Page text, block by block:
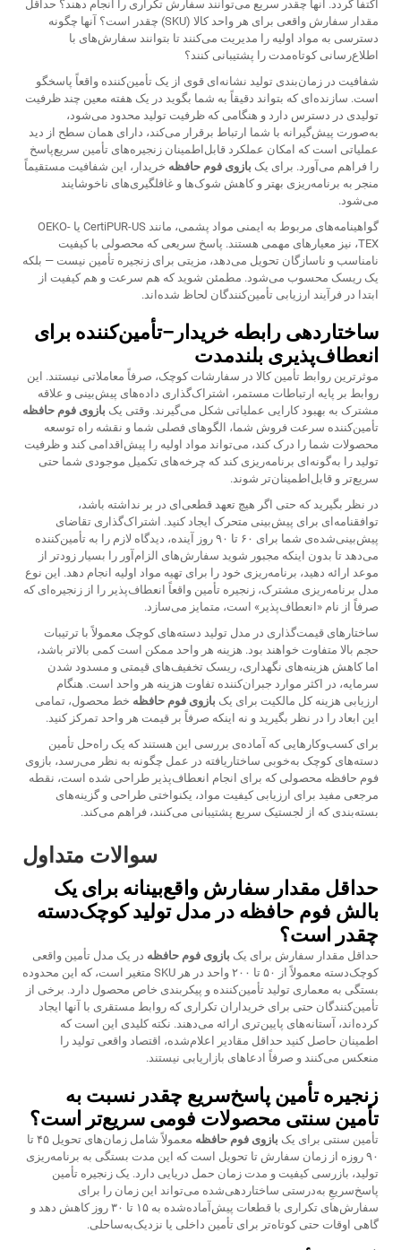
اکتفا گردد. آنها چقدر سریع می‌توانند سفارش تکراری را انجام دهند؟ حداقل
مقدار سفارش واقعی برای هر واحد کالا (SKU) چقدر است؟ آنها چگونه
دسترسی به مواد اولیه را مدیریت می‌کنند تا بتوانند سفارش‌های با
اطلاع‌رسانی کوتاه‌مدت را پشتیبانی کنند؟
شفافیت در زمان‌بندی تولید نشانه‌ای قوی از یک تأمین‌کننده واقعاً پاسخگو
است. سازنده‌ای که بتواند دقیقاً به شما بگوید در یک هفته معین چند ظرفیت
تولیدی در دسترس دارد و هنگامی که ظرفیت تولید محدود می‌شود،
به‌صورت پیش‌گیرانه با شما ارتباط برقرار می‌کند، دارای همان سطح از دید
عملیاتی است که امکان عملکرد قابل‌اطمینان زنجیره‌های تأمین سریع‌پاسخ
را فراهم می‌آورد. برای یک بازوی فوم حافظه خریدار، این شفافیت مستقیماً
منجر به برنامه‌ریزی بهتر و کاهش شوک‌ها و غافلگیری‌های ناخوشایند
می‌شود.
گواهینامه‌های مربوط به ایمنی مواد پشمی، مانند CertiPUR-US یا OEKO-
TEX، نیز معیارهای مهمی هستند. پاسخ سریعی که محصولی با کیفیت
نامناسب و ناسازگان تحویل می‌دهد، مزیتی برای زنجیره تأمین نیست — بلکه
یک ریسک محسوب می‌شود. مطمئن شوید که هم سرعت و هم کیفیت از
ابتدا در فرآیند ارزیابی تأمین‌کنندگان لحاظ شده‌اند.
ساختاردهی رابطه خریدار–تأمین‌کننده برای
انعطاف‌پذیری بلندمدت
موثرترین روابط تأمین کالا در سفارشات کوچک، صرفاً معاملاتی نیستند. این
روابط بر پایه ارتباطات مستمر، اشتراک‌گذاری داده‌های پیش‌بینی و علاقه
مشترک به بهبود کارایی عملیاتی شکل می‌گیرند. وقتی یک بازوی فوم حافظه
تأمین‌کننده سرعت فروش شما، الگوهای فصلی شما و نقشه راه توسعه
محصولات شما را درک کند، می‌تواند مواد اولیه را پیش‌اقدامی کند و ظرفیت
تولید را به‌گونه‌ای برنامه‌ریزی کند که چرخه‌های تکمیل موجودی شما حتی
سریع‌تر و قابل‌اطمینان‌تر شوند.
در نظر بگیرید که حتی اگر هیچ تعهد قطعی‌ای در بر نداشته باشد،
توافقنامه‌ای برای پیش‌بینی متحرک ایجاد کنید. اشتراک‌گذاری تقاضای
پیش‌بینی‌شده‌ی شما برای ۶۰ تا ۹۰ روز آینده، دیدگاه لازم را به تأمین‌کننده
می‌دهد تا بدون اینکه مجبور شوید سفارش‌های الزام‌آور را بسیار زودتر از
موعد ارائه دهید، برنامه‌ریزی خود را برای تهیه مواد اولیه انجام دهد. این نوع
مدل برنامه‌ریزی مشترک، زنجیره تأمین واقعاً انعطاف‌پذیر را از زنجیره‌ای که
صرفاً از نام «انعطاف‌پذیر» است، متمایز می‌سازد.
ساختارهای قیمت‌گذاری در مدل تولید دسته‌های کوچک معمولاً با ترتیبات
حجم بالا متفاوت خواهند بود. هزینه هر واحد ممکن است کمی بالاتر باشد،
اما کاهش هزینه‌های نگهداری، ریسک تخفیف‌های قیمتی و مسدود شدن
سرمایه، در اکثر موارد جبران‌کننده تفاوت هزینه هر واحد است. هنگام
ارزیابی هزینه کل مالکیت برای یک بازوی فوم حافظه خط محصول، تمامی
این ابعاد را در نظر بگیرید و نه اینکه صرفاً بر قیمت هر واحد تمرکز کنید.
برای کسب‌وکارهایی که آماده‌ی بررسی این هستند که یک راه‌حل تأمین
دسته‌های کوچک به‌خوبی ساختاریافته در عمل چگونه به نظر می‌رسد، بازوی
فوم حافظه محصولی که برای انجام انعطاف‌پذیر طراحی شده است، نقطه
مرجعی مفید برای ارزیابی کیفیت مواد، یکنواختی طراحی و گزینه‌های
بسته‌بندی که از لجستیک سریع پشتیبانی می‌کنند، فراهم می‌کند.
سوالات متداول
حداقل مقدار سفارش واقع‌بینانه برای یک
بالش فوم حافظه در مدل تولید کوچک‌دسته
چقدر است؟
حداقل مقدار سفارش برای یک بازوی فوم حافظه در یک مدل تأمین واقعی
کوچک‌دسته معمولاً از ۵۰ تا ۲۰۰ واحد در هر SKU متغیر است، که این محدوده
بستگی به معماری تولید تأمین‌کننده و پیکربندی خاص محصول دارد. برخی از
تأمین‌کنندگان حتی برای خریداران تکراری که روابط مستقری با آنها ایجاد
کرده‌اند، آستانه‌های پایین‌تری ارائه می‌دهند. نکته کلیدی این است که
اطمینان حاصل کنید حداقل مقادیر اعلام‌شده، اقتصاد واقعی تولید را
منعکس می‌کنند و صرفاً ادعاهای بازاریابی نیستند.
زنجیره تأمین پاسخ‌سریع چقدر نسبت به
تأمین سنتی محصولات فومی سریع‌تر است؟
تأمین سنتی برای یک بازوی فوم حافظه
معمولاً شامل زمان‌های تحویل ۴۵ تا
۹۰ روزه از زمان سفارش تا تحویل است که این مدت بستگی به برنامه‌ریزی
تولید، بازرسی کیفیت و مدت زمان حمل دریایی دارد. یک زنجیره تأمین
پاسخ‌سریعِ به‌درستی ساختاردهی‌شده می‌تواند این زمان را برای
سفارش‌های تکراری با قطعات پیش‌آماده‌شده به ۱۵ تا ۳۰ روز کاهش دهد و
گاهی اوقات حتی کوتاه‌تر برای تأمین داخلی یا نزدیک‌به‌ساحلی.